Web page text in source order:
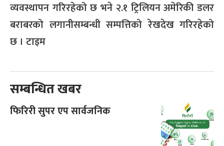
व्यवस्थापन गरिरहेको छ भने २.१ ट्रिलियन अमेरिकी डलर
बराबरको लगानीसम्बन्धी सम्पत्तिको रेखदेख गरिरहेको
छ । टाइम
सम्बन्धित खबर
फिरिरी सुपर एप सार्वजनिक